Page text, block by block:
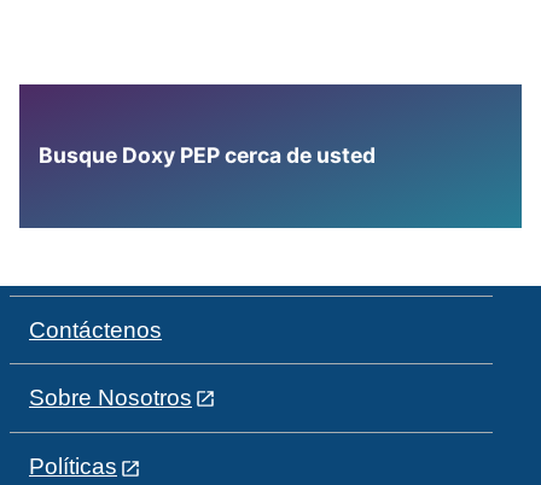
Busque Doxy PEP cerca de usted
Contáctenos
Sobre Nosotros
Políticas